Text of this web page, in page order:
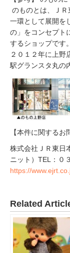
のものとは、Ｊ
一環として展開を
の」をコンセプト
するショップです。
２０１２年に上野
駅グランスタ丸の
【本件に関するお
株式会社ＪＲ東
ニット）TEL：０
https://
Related